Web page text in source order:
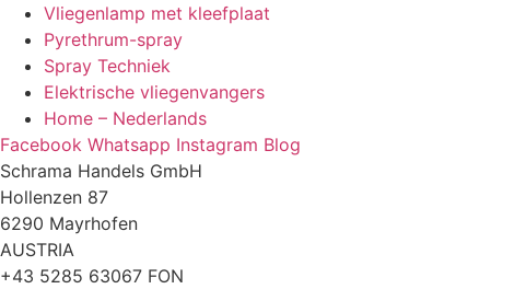
Vliegenlamp met kleefplaat
Pyrethrum-spray
Spray Techniek
Elektrische vliegenvangers
Home – Nederlands
Facebook Whatsapp Instagram Blog
Schrama Handels GmbH
Hollenzen 87
6290 Mayrhofen
AUSTRIA
+43 5285 63067 FON